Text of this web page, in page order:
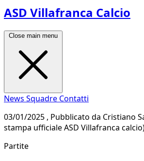
ASD Villafranca Calcio
Close main menu
News Squadre Contatti
03/01/2025 , Pubblicato da Cristiano
stampa ufficiale ASD Villafranca
Partite